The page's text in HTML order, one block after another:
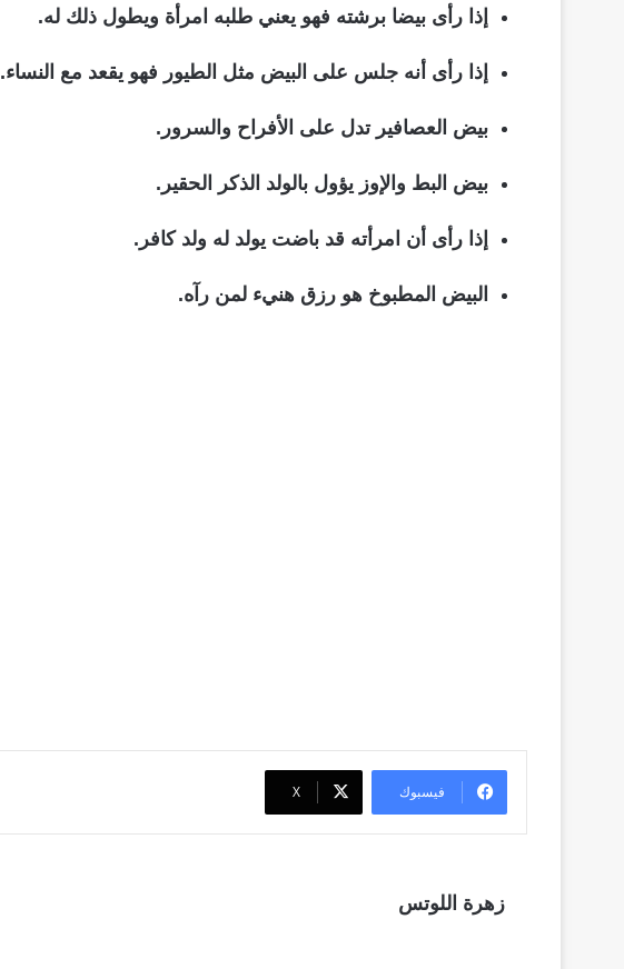
إذا رأى بيضا برشته فهو يعني طلبه امرأة ويطول ذلك له.
إذا رأى أنه جلس على البيض مثل الطيور فهو يقعد مع النساء.
بيض العصافير تدل على الأفراح والسرور.
بيض البط والإوز يؤول بالولد الذكر الحقير.
إذا رأى أن امرأته قد باضت يولد له ولد كافر.
البيض المطبوخ هو رزق هنيء لمن رآه.
فيسبوك ‫X
زهرة اللوتس